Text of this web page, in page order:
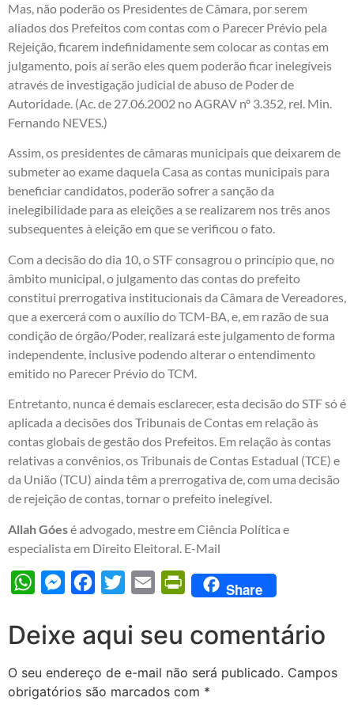
Mas, não poderão os Presidentes de Câmara, por serem
aliados dos Prefeitos com contas com o Parecer Prévio pela
Rejeição, ficarem indefinidamente sem colocar as contas em
julgamento, pois aí serão eles quem poderão ficar inelegíveis
através de investigação judicial de abuso de Poder de
Autoridade. (Ac. de 27.06.2002 no AGRAV nº 3.352, rel. Min.
Fernando NEVES.)
Assim, os presidentes de câmaras municipais que deixarem de
submeter ao exame daquela Casa as contas municipais para
beneficiar candidatos, poderão sofrer a sanção da
inelegibilidade para as eleições a se realizarem nos três anos
subsequentes à eleição em que se verificou o fato.
Com a decisão do dia 10, o STF consagrou o princípio que, no
âmbito municipal, o julgamento das contas do prefeito
constitui prerrogativa institucionais da Câmara de Vereadores,
que a exercerá com o auxílio do TCM-BA, e, em razão de sua
condição de órgão/Poder, realizará este julgamento de forma
independente, inclusive podendo alterar o entendimento
emitido no Parecer Prévio do TCM.
Entretanto, nunca é demais esclarecer, esta decisão do STF só é
aplicada a decisões dos Tribunais de Contas em relação às
contas globais de gestão dos Prefeitos. Em relação às contas
relativas a convênios, os Tribunais de Contas Estadual (TCE) e
da União (TCU) ainda têm a prerrogativa de, com uma decisão
de rejeição de contas, tornar o prefeito inelegível.
Allah Góesé advogado, mestre em Ciência Política e
especialista em Direito Eleitoral. E-Mail
WhatsAppMessengerFacebook
Twitter Email PrintFriendly
Share
Deixe aqui seu comentário
O seu endereço de e-mail não será publicado. Campos
obrigatórios são marcados com *